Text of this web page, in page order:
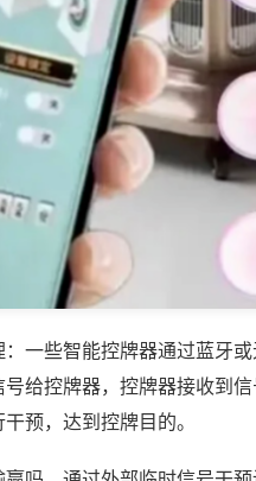
一些智能控牌器通过蓝牙
给控牌器，控牌器接收到
预，达到控牌目的。